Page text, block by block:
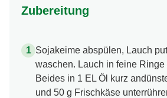
Zubereitung
Sojakeime abspülen, Lauch
waschen. Lauch in feine Ringe
Beides in 1 EL Öl kurz
und 50 g Frischkäse